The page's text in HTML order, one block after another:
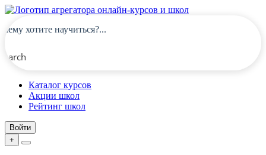
Каталог курсов
Акции школ
Рейтинг школ
Войти
+